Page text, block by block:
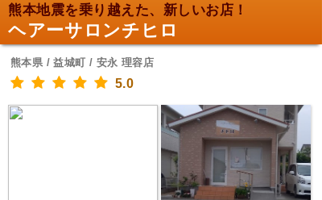
熊本地震を乗り越えた、新しいお店！
ヘアーサロンチヒロ
熊本県 / 益城町 / 安永 理容店
5.0